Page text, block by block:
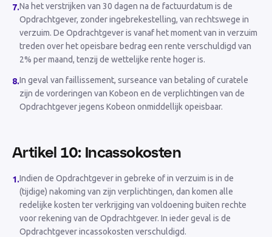
7.Na het verstrijken van 30 dagen na de factuurdatum is de
Opdrachtgever, zonder ingebrekestelling, van rechtswege in
verzuim. De Opdrachtgever is vanaf het moment van in verzuim
treden over het opeisbare bedrag een rente verschuldigd van
2% per maand, tenzij de wettelijke rente hoger is.
8.In geval van faillissement, surseance van betaling of curatele
zijn de vorderingen van Kobeon en de verplichtingen van de
Opdrachtgever jegens Kobeon onmiddellijk opeisbaar.
Artikel 10: Incassokosten
1.Indien de Opdrachtgever in gebreke of in verzuim is in de
(tijdige) nakoming van zijn verplichtingen, dan komen alle
redelijke kosten ter verkrijging van voldoening buiten rechte
voor rekening van de Opdrachtgever. In ieder geval is de
Opdrachtgever incassokosten verschuldigd.